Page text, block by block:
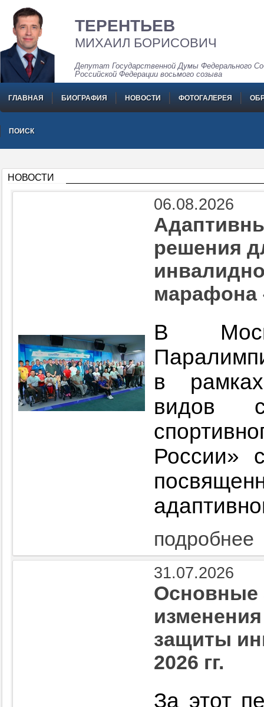
ТЕРЕНТЬЕВ
МИХАИЛ БОРИСОВИЧ
Депутат Государственной Думы Федерального
Российской Федерации восьмого созыва
ГЛАВНАЯ БИОГРАФИЯ НОВОСТИ ФОТОГАЛЕРЕЯ
ПОИСК
НОВОСТИ
06.08.2026
решения
марафона
В
в
видов
России»
подробнее
31.07.2026
Основные
защиты
2026 гг.
За этот